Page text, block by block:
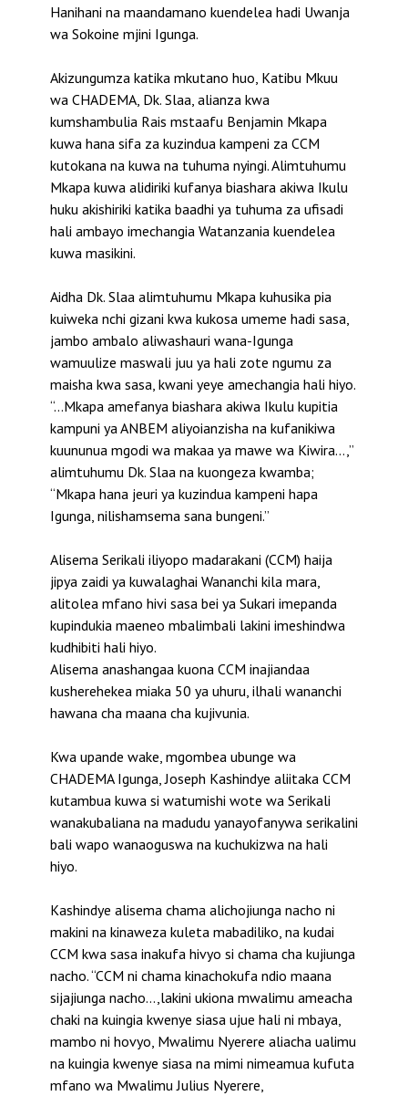
Hanihani na maandamano kuendelea hadi Uwanja
wa Sokoine mjini Igunga.
Akizungumza katika mkutano huo, Katibu Mkuu
wa CHADEMA, Dk. Slaa, alianza kwa
kumshambulia Rais mstaafu Benjamin Mkapa
kuwa hana sifa za kuzindua kampeni za CCM
kutokana na kuwa na tuhuma nyingi. Alimtuhumu
Mkapa kuwa alidiriki kufanya biashara akiwa Ikulu
huku akishiriki katika baadhi ya tuhuma za ufisadi
hali ambayo imechangia Watanzania kuendelea
kuwa masikini.
Aidha Dk. Slaa alimtuhumu Mkapa kuhusika pia
kuiweka nchi gizani kwa kukosa umeme hadi sasa,
jambo ambalo aliwashauri wana-Igunga
wamuulize maswali juu ya hali zote ngumu za
maisha kwa sasa, kwani yeye amechangia hali hiyo.
“…Mkapa amefanya biashara akiwa Ikulu kupitia
kampuni ya ANBEM aliyoianzisha na kufanikiwa
kuununua mgodi wa makaa ya mawe wa Kiwira…,”
alimtuhumu Dk. Slaa na kuongeza kwamba;
“Mkapa hana jeuri ya kuzindua kampeni hapa
Igunga, nilishamsema sana bungeni.”
Alisema Serikali iliyopo madarakani (CCM) haija
jipya zaidi ya kuwalaghai Wananchi kila mara,
alitolea mfano hivi sasa bei ya Sukari imepanda
kupindukia maeneo mbalimbali lakini imeshindwa
kudhibiti hali hiyo.
Alisema anashangaa kuona CCM inajiandaa
kusherehekea miaka 50 ya uhuru, ilhali wananchi
hawana cha maana cha kujivunia.
Kwa upande wake, mgombea ubunge wa
CHADEMA Igunga, Joseph Kashindye aliitaka CCM
kutambua kuwa si watumishi wote wa Serikali
wanakubaliana na madudu yanayofanywa serikalini
bali wapo wanaoguswa na kuchukizwa na hali
hiyo.
Kashindye alisema chama alichojiunga nacho ni
makini na kinaweza kuleta mabadiliko, na kudai
CCM kwa sasa inakufa hivyo si chama cha kujiunga
nacho. “CCM ni chama kinachokufa ndio maana
sijajiunga nacho…,lakini ukiona mwalimu ameacha
chaki na kuingia kwenye siasa ujue hali ni mbaya,
mambo ni hovyo, Mwalimu Nyerere aliacha ualimu
na kuingia kwenye siasa na mimi nimeamua kufuta
mfano wa Mwalimu Julius Nyerere,